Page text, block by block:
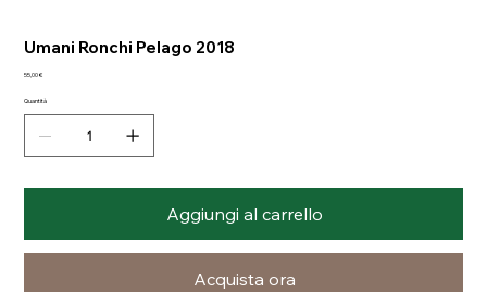
Umani Ronchi Pelago 2018
Prezzo
55,00 €
Quantità
Aggiungi al carrello
Acquista ora